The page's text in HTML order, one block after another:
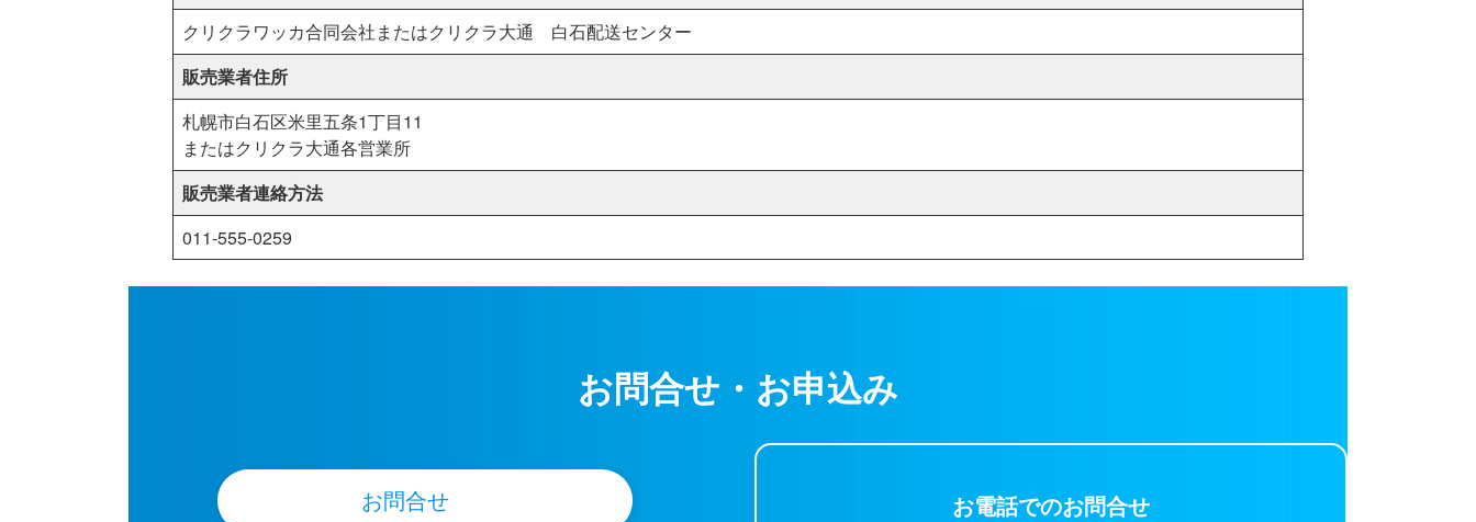
クリクラワッカ合同会社またはクリクラ大通 白石配送センター
販売業者住所
札幌市白石区米里五条1丁目11
またはクリクラ大通各営業所
販売業者連絡方法
011-555-0259
お問合せ・お申込み
お問合せ お電話でのお問合せ